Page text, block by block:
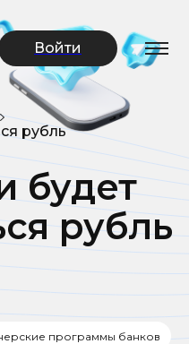
Войти
рубль
будет
рубль
программы банков